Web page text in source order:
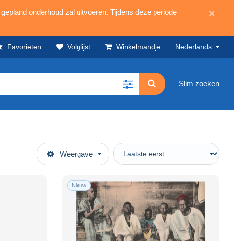
gepland onderhoud zal uitvoeren. Tijdens deze periode
×
Favorieten Volglijst Winkelmandje Nederlands
Slim zoeken
Weergave
Nieuw